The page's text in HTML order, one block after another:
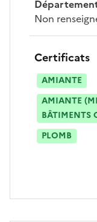
Non
Certificats
AMIANTE
AMIANTE
BÂTIMENTS
PLOMB